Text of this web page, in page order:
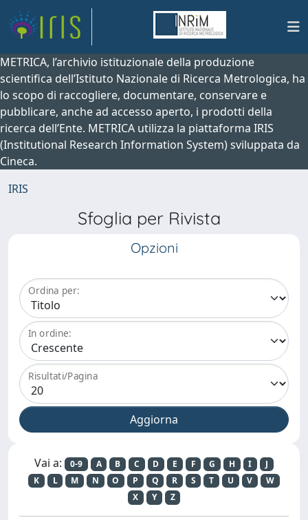
METRICA, l’archivio istituzionale della produzione
scientifica dell’Istituto Nazionale di Ricerca Metrologica, ha
lo scopo di raccogliere, documentare, conservare e
pubblicare, anche ad accesso aperto, i prodotti della
ricerca dell’Ente. METRICA utilizza la piattaforma IRIS
(Institutional Research Information System) sviluppata da
Cineca.
IRIS
Sfoglia per Rivista
Opzioni
Ordina per:
In ordine:
Risultati/Pagina
Vai a: 0-9 A B C D E F G H I
J
K
L M N O P Q R S T U V
W
X
Y Z